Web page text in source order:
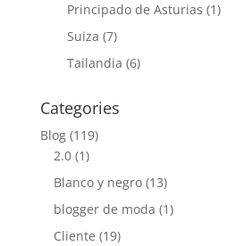
Principado de Asturias (1)
Suiza (7)
Tailandia (6)
Categories
Blog(119)
2.0(1)
Blanco y negro(13)
blogger de moda (1)
Cliente (19)